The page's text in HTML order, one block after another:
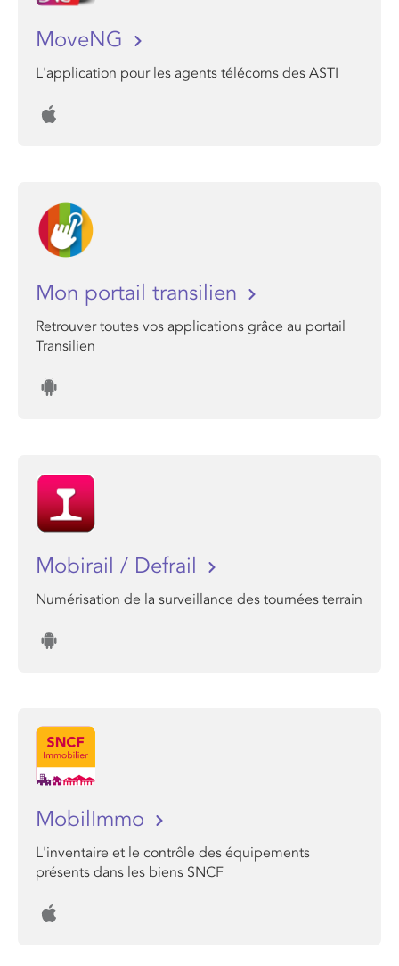
MoveNG
L'application pour les agents télécoms des ASTI
Mon portail transilien
Retrouver toutes vos applications grâce au portail
Transilien
Mobirail / Defrail
Numérisation de la surveillance des tournées terrain
MobilImmo
L'inventaire et le contrôle des équipements
présents dans les biens SNCF